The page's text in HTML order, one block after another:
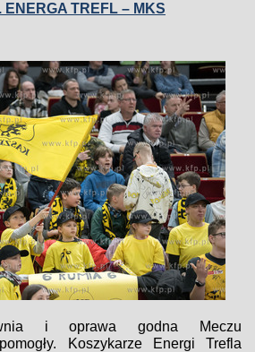
TREFL – MKS
i oprawa godna Meczu
Koszykarze Energi Trefla